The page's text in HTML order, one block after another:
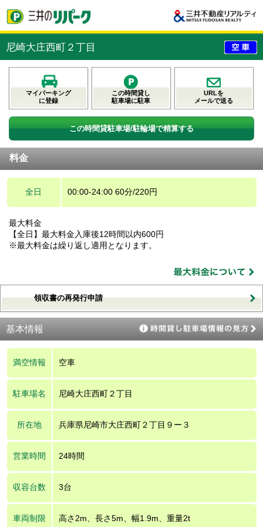
尼崎大庄西町２丁目
マイパーキング
に登録
この時間貸し
駐車場に駐車
URLを
メールで送る
この時間貸駐車場/駐輪場で精算する
料金
全日 00:00-24:00 60分/220円
最大料金
【全日】最大料金入庫後12時間以内600円
※最大料金は繰り返し適用となります。
領収書の再発行申請
基本情報
満空情報 空車
駐車場名 尼崎大庄西町２丁目
所在地 兵庫県尼崎市大庄西町２丁目９ー３
営業時間 24時間
収容台数 3台
車両制限 高さ2m、長さ5m、幅1.9m、重量2t